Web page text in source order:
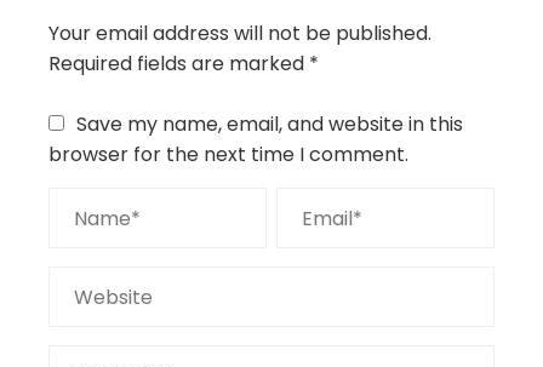
Your email address will not be published.
Required fields are marked *
Save my name, email, and website in this
browser for the next time I comment.